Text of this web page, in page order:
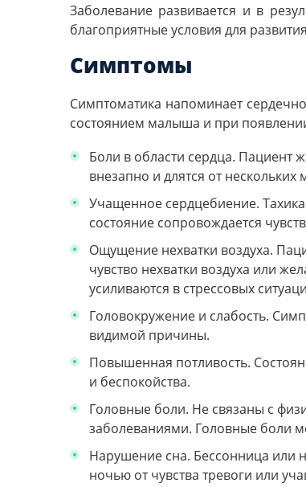
Заболевание развивается и в
благоприятные условия для
Симптомы
Симптоматика напоминает
состоянием малыша и при
Боли в области сердца. Пациент
внезапно и длятся отнескольких
Учащенное сердцебиение.
состояние сопровождается
Ощущение нехватки воздуха.
чувство нехватки воздуха или
усиливаются в стрессовых
Головокружение и слабость.
видимой причины.
Повышенная потливость.
и беспокойства.
Головные боли. Не связаны с
заболеваниями. Головные боли
Нарушение сна. Бессонница или
ночью от чувства тревоги или